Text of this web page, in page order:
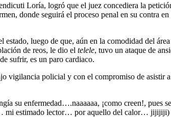
Loría, logró que el juez concediera la
donde seguirá el proceso penal en su contra
luego de que, aún en la comodidad del
de reos, le dio el telele, tuvo un ataque de
sufrir, es un paro cardiaco.
vigilancia policial y con el compromiso de asistir a
su enfermedad….naaaaaa, ¡como creen!, pues
mi estimado lector… por aquello del calor… jijijiji)